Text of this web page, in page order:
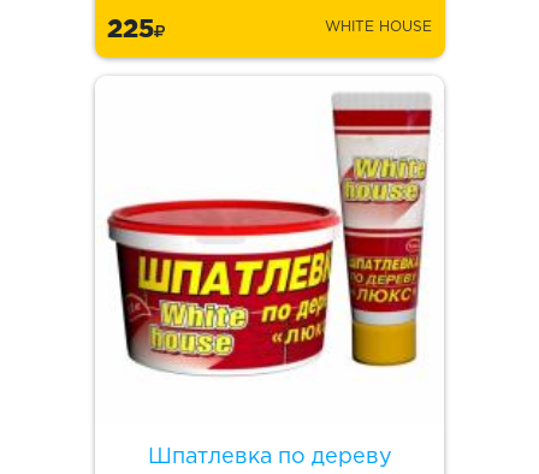
225 WHITE HOUSE
Шпатлевка по дереву